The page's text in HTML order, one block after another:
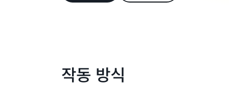
작동 방식